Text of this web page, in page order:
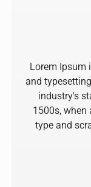
Lorem Ipsum
and
industry's
1500s, when
type and